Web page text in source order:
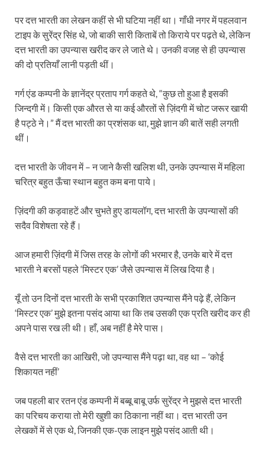
पर दत्त भारती का लेखन कहीं से भी घटिया नहीं था। गाँधी नगर में पहलवान
टाइप के सुरेंद्र सिंह थे, जो बाकी सारी किताबें तो किराये पर पढ़ते थे, लेकिन
दत्त भारती का उपन्यास खरीद कर ले जाते थे। उनकी वजह से ही उपन्यास
की दो प्रतियाँ लानी पड़ती थीं।
गर्ग एंड कम्पनी के ज्ञानेंद्र प्रताप गर्ग कहते थे, “कुछ तो हुआ है इसकी
जिन्दगी में। किसी एक औरत से या कई औरतों से ज़िंदगी में चोट जरूर खायी
है पट्ठे ने।” मैं दत्त भारती का प्रशंसक था, मुझे ज्ञान की बातें सही लगती
थीं।
दत्त भारती के जीवन में – न जाने कैसी खलिश थी, उनके उपन्यास में महिला
चरित्र बहुत ऊँचा स्थान बहुत कम बना पाये।
ज़िंदगी की कड़वाहटें और चुभते हुए डायलॉग, दत्त भारती के उपन्यासों की
सदैव विशेषता रहे हैं।
आज हमारी ज़िंदगी में जिस तरह के लोगों की भरमार है, उनके बारे में दत्त
भारती ने बरसों पहले ‘मिस्टर एक’ जैसे उपन्यास में लिख दिया है।
यूँ तो उन दिनों दत्त भारती के सभी प्रकाशित उपन्यास मैंने पढ़े हैं, लेकिन
‘मिस्टर एक’ मुझे इतना पसंद आया था कि तब उसकी एक प्रति खरीद कर ही
अपने पास रख ली थी। हाँ, अब नहीं है मेरे पास।
वैसे दत्त भारती का आखिरी, जो उपन्यास मैंने पढ़ा था, वह था – ‘कोई
शिकायत नहीं’
जब पहली बार रतन एंड कम्पनी में बब्बू बाबू उर्फ सुरेंद्र ने मुझसे दत्त भारती
का परिचय कराया तो मेरी खुशी का ठिकाना नहीं था। दत्त भारती उन
लेखकों में से एक थे, जिनकी एक-एक लाइन मुझे पसंद आती थी।